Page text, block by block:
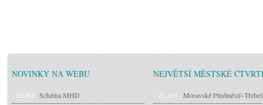
NOVINKY NA WEBU
NOVÉ: Schéma MHD
NEJVĚTŠÍ MĚSTSKÉ
23 413 - Moravské Předměstí~Třebeš